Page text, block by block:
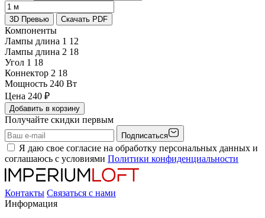
3D Превью Скачать PDF
Компоненты
Лампы длина 1 12
Лампы длина 2 18
Угол 1 18
Коннектор 2 18
Мощность 240 Вт
Цена 240 ₽
Добавить в корзину
Получайте скидки первым
Подписаться
Я даю свое согласие на обработку персональных данных и
соглашаюсь с условиями Политики конфиденциальности
Контакты Связаться с нами
Информация